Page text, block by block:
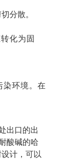
分散。
化为固
染环境。在
出口的出
酸碱的哈
计，可以